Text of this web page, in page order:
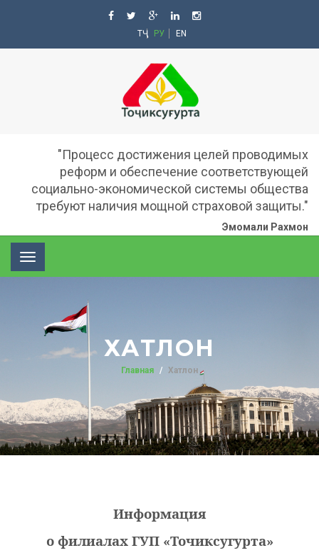
ТҶ РУ EN
"Процесс достижения целей проводимых
реформ и обеспечение соответствующей
социально-экономической системы общества
требуют наличия мощной страховой защиты."
Эмомали Рахмон
Toggle
navigation
ХАТЛОН
Главная Хатлон
Информация
о филиалах ГУП «Точиксугурта»